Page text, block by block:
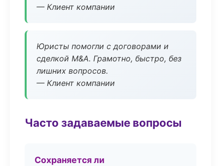
— Клиент компании
Юристы помогли с договорами и
сделкой M&A. Грамотно, быстро, без
лишних вопросов.
— Клиент компании
Часто задаваемые вопросы
Сохраняется ли